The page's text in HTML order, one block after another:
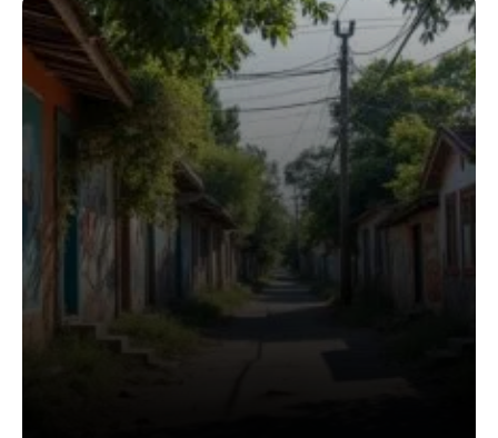
vous devez savoir
30 juillet 2026